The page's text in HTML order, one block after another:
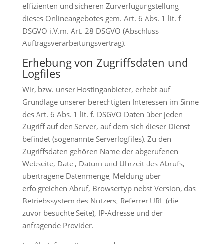
effizienten und sicheren Zurverfügungstellung
dieses Onlineangebotes gem. Art. 6 Abs. 1 lit. f
DSGVO i.V.m. Art. 28 DSGVO (Abschluss
Auftragsverarbeitungsvertrag).
Erhebung von Zugriffsdaten und
Logfiles
Wir, bzw. unser Hostinganbieter, erhebt auf
Grundlage unserer berechtigten Interessen im Sinne
des Art. 6 Abs. 1 lit. f. DSGVO Daten über jeden
Zugriff auf den Server, auf dem sich dieser Dienst
befindet (sogenannte Serverlogfiles). Zu den
Zugriffsdaten gehören Name der abgerufenen
Webseite, Datei, Datum und Uhrzeit des Abrufs,
übertragene Datenmenge, Meldung über
erfolgreichen Abruf, Browsertyp nebst Version, das
Betriebssystem des Nutzers, Referrer URL (die
zuvor besuchte Seite), IP-Adresse und der
anfragende Provider.